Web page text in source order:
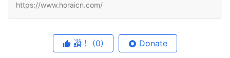
https://www.horaicn.com/
讚！ (0) Donate